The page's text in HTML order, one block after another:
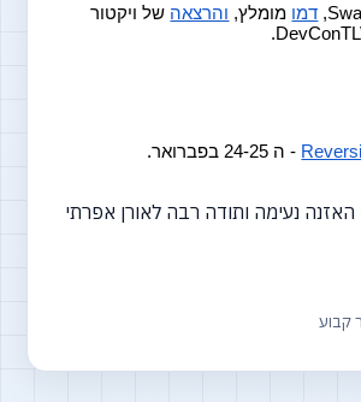
דמו מומלץ, והרצאה
של ויקטור
- ה 24-25 בפברואר.
האזנה נעימה ותודה רבה לאורן אפרתי
קבוע